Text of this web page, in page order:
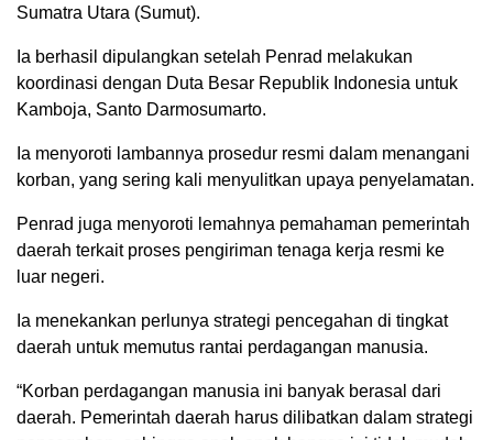
Sumatra Utara (Sumut).
Ia berhasil dipulangkan setelah Penrad melakukan
koordinasi dengan Duta Besar Republik Indonesia untuk
Kamboja, Santo Darmosumarto.
Ia menyoroti lambannya prosedur resmi dalam menangani
korban, yang sering kali menyulitkan upaya penyelamatan.
Penrad juga menyoroti lemahnya pemahaman pemerintah
daerah terkait proses pengiriman tenaga kerja resmi ke
luar negeri.
Ia menekankan perlunya strategi pencegahan di tingkat
daerah untuk memutus rantai perdagangan manusia.
“Korban perdagangan manusia ini banyak berasal dari
daerah. Pemerintah daerah harus dilibatkan dalam strategi